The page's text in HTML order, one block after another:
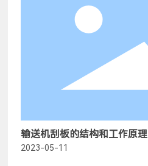
输送机刮板的结构和工作原理
2023-05-11